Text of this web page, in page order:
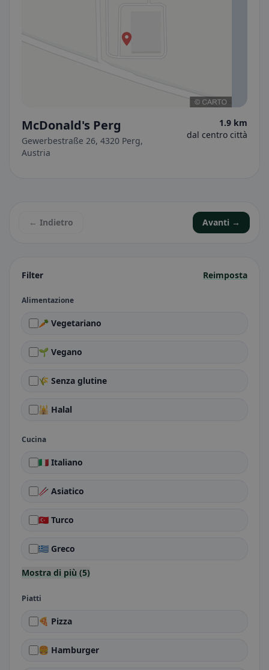
Filter Reimposta
Alimentazione
🥕 Vegetariano
🌱 Vegano
🌾 Senza glutine
🕌 Halal
Cucina
🇮🇹 Italiano
🥢 Asiatico
🇹🇷 Turco
🇬🇷 Greco
Mostra di più (5)
Piatti
🍕 Pizza
🍔 Hamburger
McDonald's Perg
Gewerbestraße 26, 4320 Perg,
Austria
1.9 km
dal centro città
← Indietro Avanti →